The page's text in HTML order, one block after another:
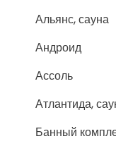
Альянс, сауна
Андроид
Ассоль
Атлантида,
Банный